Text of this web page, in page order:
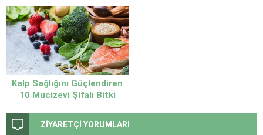
Kalp Sağlığını Güçlendiren
10 Mucizevi Şifalı Bitki
ZİYARETÇİ YORUMLARI